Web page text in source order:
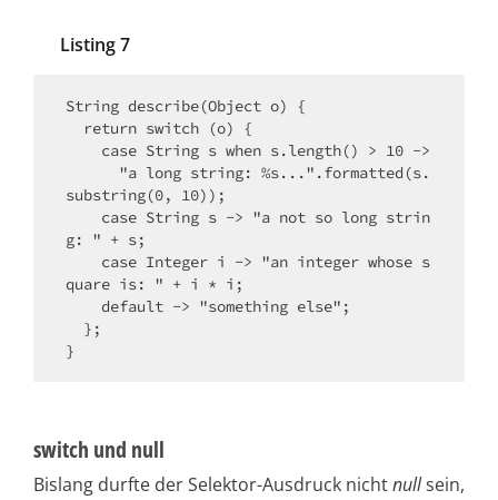
Listing 7
String describe(Object o) {
substring(0, 10));
g: " + s;
quare is: " + i * i;
}
switch und null
Bislang durfte der Selektor-Ausdruck nichtnullsein,